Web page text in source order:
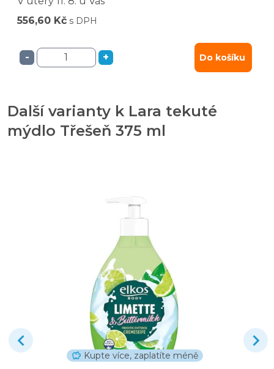
556,60 Kč s DPH
- + Do košíku
Další varianty k Lara tekuté
mýdlo Třešeň 375 ml
Kupte více, zaplatíte méně